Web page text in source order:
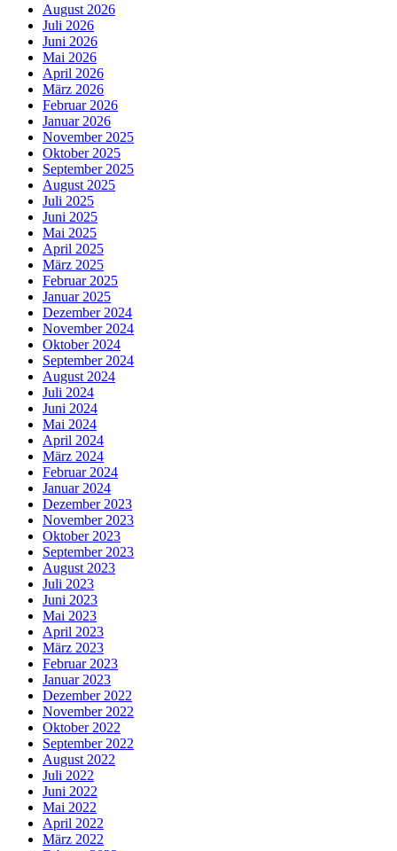
August 2026
Juli 2026
Juni 2026
Mai 2026
April 2026
März 2026
Februar 2026
Januar 2026
November 2025
Oktober 2025
September 2025
August 2025
Juli 2025
Juni 2025
Mai 2025
April 2025
März 2025
Februar 2025
Januar 2025
Dezember 2024
November 2024
Oktober 2024
September 2024
August 2024
Juli 2024
Juni 2024
Mai 2024
April 2024
März 2024
Februar 2024
Januar 2024
Dezember 2023
November 2023
Oktober 2023
September 2023
August 2023
Juli 2023
Juni 2023
Mai 2023
April 2023
März 2023
Februar 2023
Januar 2023
Dezember 2022
November 2022
Oktober 2022
September 2022
August 2022
Juli 2022
Juni 2022
Mai 2022
April 2022
März 2022